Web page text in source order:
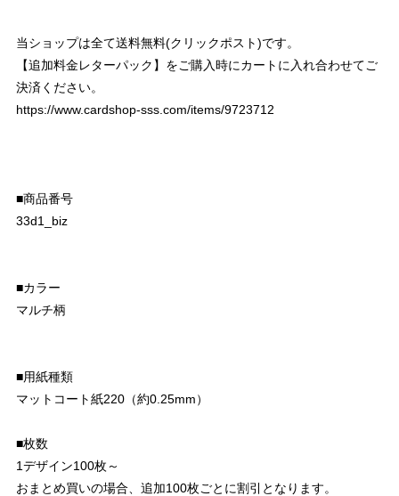
当ショップは全て送料無料(クリックポスト)です。
【追加料金レターパック】をご購入時にカートに入れ合わせてご
決済ください。
https://www.cardshop-sss.com/items/9723712
■商品番号
33d1_biz
■カラー
マルチ柄
■用紙種類
マットコート紙220（約0.25mm）
■枚数
1デザイン100枚～
おまとめ買いの場合、追加100枚ごとに割引となります。